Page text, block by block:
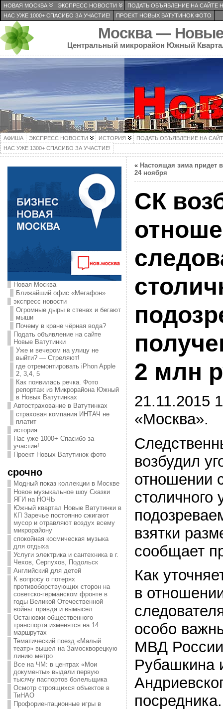
НОВАЯ МОСКВА ЭКСПРЕСС НОВОСТИ
ПОДАТЬ ОБЪЯВЛЕНИЕ НА САЙТЕ
НАС УЖЕ 1000+ СПАСИБО ЗА УЧАСТИЕ!
ПРОЕКТ НОВЫХ ВАТУТИНОК ФОТО
Москва — Новые
Центральный микрорайон Южный
АФИША ЭКСПРЕСС НОВОСТИ ИСТОРИЯ
ПОДАТЬ ОБЪЯВЛЕНИЕ НА
НАС УЖЕ 1300+ СПАСИБО ЗА УЧАСТИЕ!
Новая Москва
Ближайший офис «Мегафон»
экспресс новости
Огромные дыры в стенах и бегают
мыши
Почему в кране чёрная вода?
Подать объявление на сайте
Новые Ватутинки
Уже и вечером на улицу не
выйти? — Стреляют!
где отремонтировать iPhon Apple
2, 3,4, 5
Как появилась речка. Фото
репортаж из Микрорайона Южный
в Новых Ватутинках
Автострахование в Ватутинках
страховая компания ИНТАЧ не
платит
история
Нас уже 1000+ Спасибо за
участие!
Проект Новых Ватутинок фото
срочно
Модный показ коллекции в Москве
Новое музыкальное шоу Сказки
ЯГИ на НОЧЬ
Южный квартал Новые Ватутинки в
КП Заречье постоянно сжигают
мусор и отравляют воздух всему
микрорайону
спокойная космическая музыка
для отдыха
Услуги электрика и сантехника в г.
Чехов, Серпухов, Подольск
Английский для детей
К вопросу о потерях
противоборствующих сторон на
советско-германском фронте в
годы Великой Отечественной
войны: правда и вымысел
Остановки общественного
транспорта изменятся на 14
маршрутах
Тематический поезд «Малый
театр» вышел на Замоскворецкую
линию метро
Все на ЧМ: в центрах «Мои
документы» выдали первую
тысячу паспортов болельщика
Осмотр строящихся объектов в
ТиНАО
Профориентационные игры в
« Настоящая зима придет
24 ноября
СК
2 млн
21.11.2015
«Москва».
возбудил
отношении
взятки
сообщает
Как
в
особо
МВД
Рубашкина